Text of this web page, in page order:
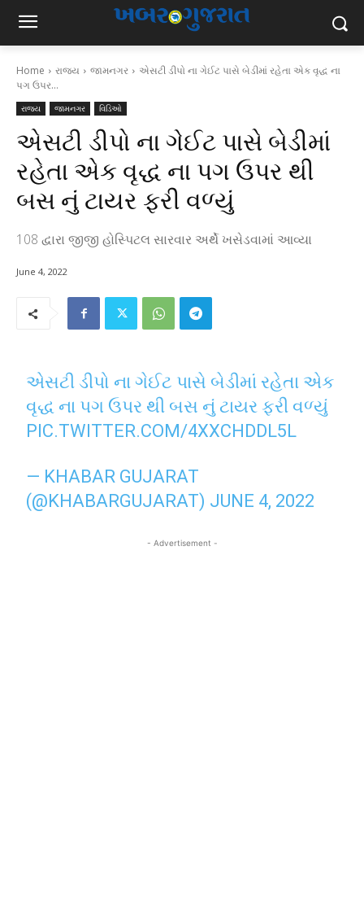
Home રાજ્ય જામનગર
એસટી ડીપો ના ગેઈટ પાસે બેડીમાં રહેતા એક વૃદ્ધ ના
પગ ઉપર...
રાજ્ય જામનગર વિડિઓ
એસટી ડીપો ના ગેઈટ પાસે બેડીમાં
રહેતા એક વૃદ્ધ ના પગ ઉપર થી
બસ નું ટાયર ફરી વળ્યું
108 દ્વારા જીજી હોસ્પિટલ સારવાર અર્થે ખસેડવામાં આવ્યા
June 4, 2022
એસટી ડીપો ના ગેઈટ પાસે બેડીમાં રહેતા એક
વૃદ્ધ ના પગ ઉપર થી બસ નું ટાયર ફરી વળ્યું
PIC.TWITTER.COM/4XXCHDDL5L
— KHABAR GUJARAT
(@KHABARGUJARAT) JUNE 4, 2022
- Advertisement -